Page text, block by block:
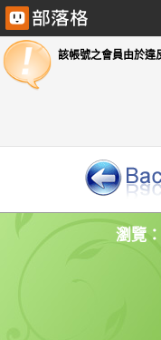
瀏覽：